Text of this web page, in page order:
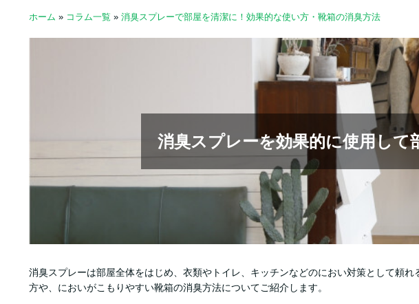
ホーム » コラム一覧 » 消臭スプレーで部屋を清潔に！効果的な使い方・靴箱の消臭方法
消臭スプレーを効果的に使用して
消臭スプレーは部屋全体をはじめ、衣類やトイレ、キッチンなどのにおい対策として頼
方や、においがこもりやすい靴箱の消臭方法についてご紹介します。